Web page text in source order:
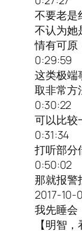
不要老是
不认为她
情有可原
0:29:59
这类极端
取非常方
0:30:22
可以比较
0:31:34
打听部分
0:50:02
那就报警
2017-10-
我先睡会
【明智